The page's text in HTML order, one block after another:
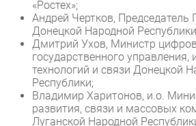
«Ростех»;
Андрей Чертков, Председатель
Донецкой Народной
Дмитрий Ухов, Министр
государственного
технологий и связи Донецкой
Республики;
Владимир Харитонов, и.о.
развития, связи и массовых
Луганской Народной